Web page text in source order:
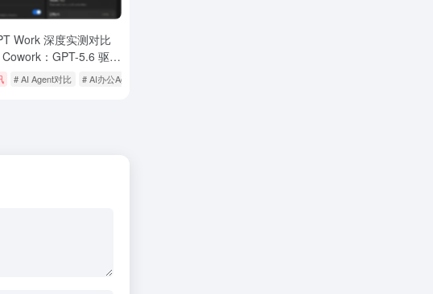
Work 深度实测对比
：GPT-5.6 驱动
真追上来了吗？AI
# AI Agent对比 # AI办公Agent